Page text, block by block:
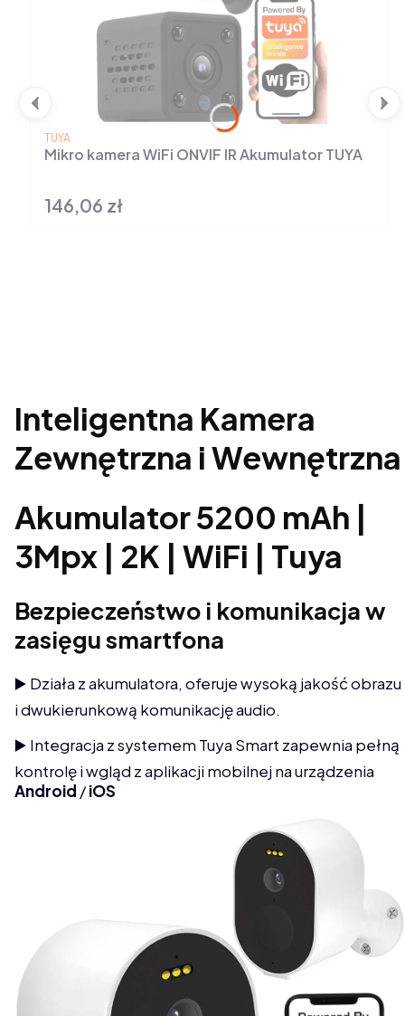
Mikro kamera WiFi ONVIF IR Akumulator TUYA
PRODUCENT
TUYA
Cena
146,06 zł
Inteligentna Kamera
Zewnętrzna i Wewnętrzna
Akumulator 5200 mAh |
3Mpx | 2K | WiFi | Tuya
Bezpieczeństwo i komunikacja w
zasięgu smartfona
▶️ Działa z akumulatora, oferuje wysoką jakość obrazu
i dwukierunkową komunikację audio.
▶️ Integracja z systemem Tuya Smart zapewnia pełną
kontrolę i wgląd z aplikacji mobilnej na urządzenia
Android /iOS